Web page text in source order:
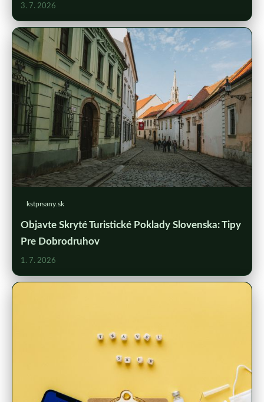
3. 7. 2026
kstprsany.sk
Objavte Skryté Turistické Poklady Slovenska: Tipy
Pre Dobrodruhov
1. 7. 2026